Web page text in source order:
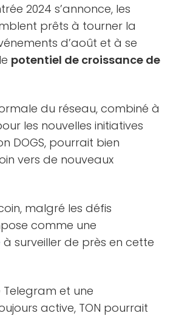
2024 s’annonce, les
prêts à tourner la
d’août et à se
potentiel de croissance de
du réseau, combiné à
les nouvelles initiatives
DOGS, pourrait bien
vers de nouveaux
malgré les défis
comme une
à surveiller de près en cette
Telegram et une
active, TON pourrait